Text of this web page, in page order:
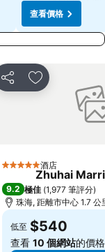
查看價格
分享 放到收藏夾
5 星級 酒店
Zhuhai
9.2 極佳 (1,977 筆評分)
珠海, 距離市中心 1.7 公
低至 $540
查看 10 個網站的價格